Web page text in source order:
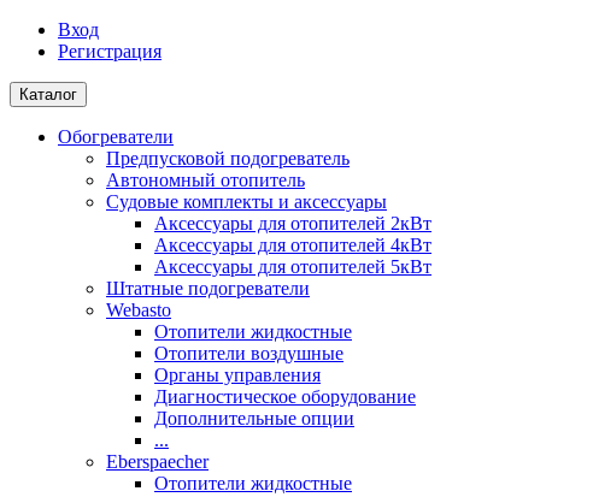
Вход
Регистрация
Каталог
Обогреватели
Предпусковой подогреватель
Автономный отопитель
Судовые комплекты и аксессуары
Аксессуары для отопителей 2кВт
Аксессуары для отопителей 4кВт
Аксессуары для отопителей 5кВт
Штатные подогреватели
Webasto
Отопители жидкостные
Отопители воздушные
Органы управления
Диагностическое оборудование
Дополнительные опции
...
Eberspaecher
Отопители жидкостные